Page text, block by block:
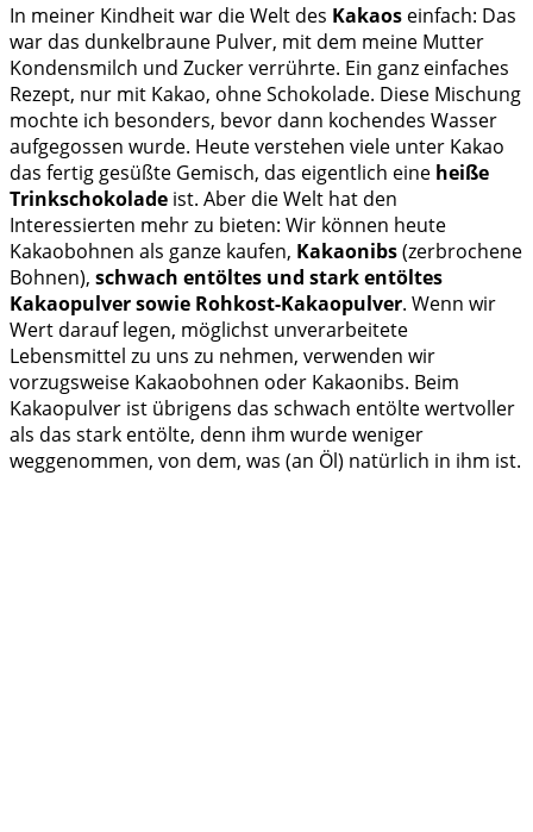
In meiner Kindheit war die Welt des Kakaos einfach: Das
war das dunkelbraune Pulver, mit dem meine Mutter
Kondensmilch und Zucker verrührte. Ein ganz einfaches
Rezept, nur mit Kakao, ohne Schokolade. Diese Mischung
mochte ich besonders, bevor dann kochendes Wasser
aufgegossen wurde. Heute verstehen viele unter Kakao
das fertig gesüßte Gemisch, das eigentlich eine heiße
Trinkschokolade ist. Aber die Welt hat den
Interessierten mehr zu bieten: Wir können heute
Kakaobohnen als ganze kaufen, Kakaonibs(zerbrochene
Bohnen), schwach entöltes und stark entöltes
Kakaopulver sowie Rohkost-Kakaopulver. Wenn wir
Wert darauf legen, möglichst unverarbeitete
Lebensmittel zu uns zu nehmen, verwenden wir
vorzugsweise Kakaobohnen oder Kakaonibs. Beim
Kakaopulver ist übrigens das schwach entölte wertvoller
als das stark entölte, denn ihm wurde weniger
weggenommen, von dem, was (an Öl) natürlich in ihm ist.